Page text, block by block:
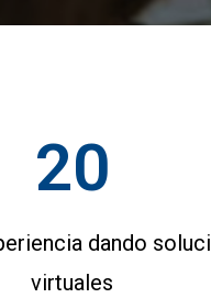
20
dando
virtuales